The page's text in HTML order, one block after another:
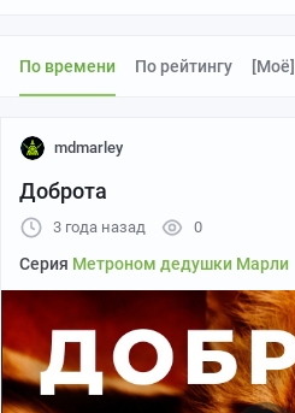
По времени По рейтингу [моё]
mdmarley
Доброта
3 года назад 0
Серия Метроном дедушки Марли